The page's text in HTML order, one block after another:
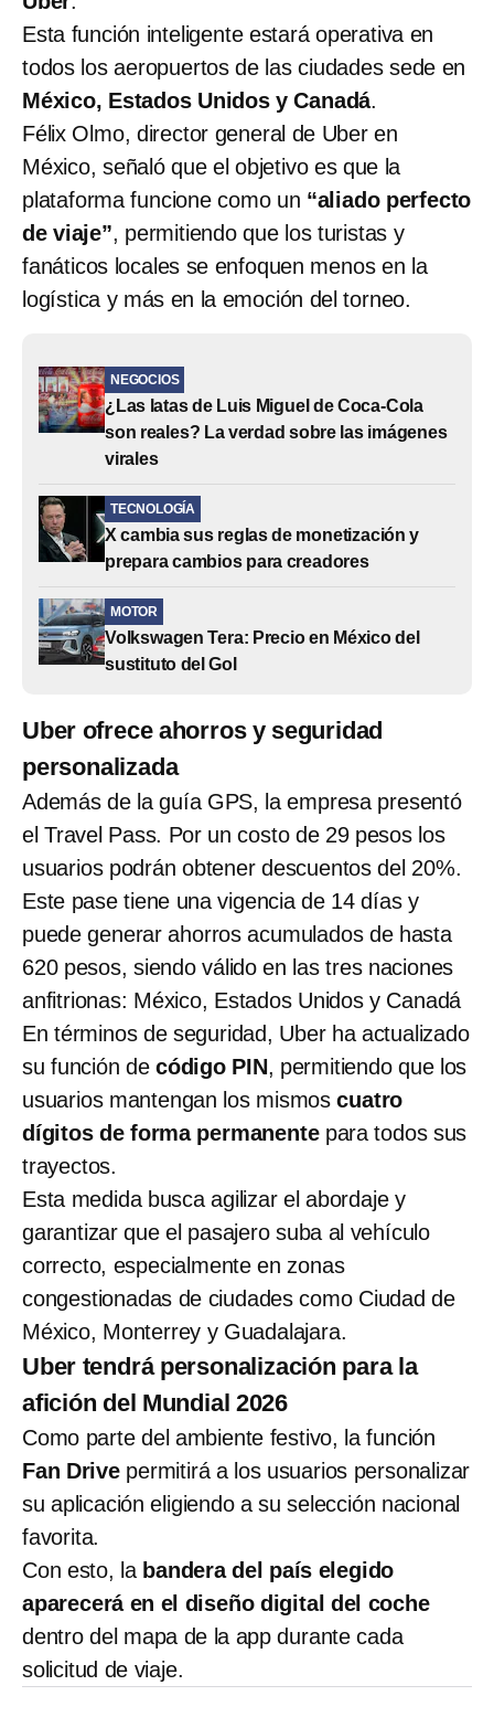
Esta función inteligente estará operativa en
todos los aeropuertos de las ciudades sede en
México, Estados Unidos y Canadá.
Félix Olmo, director general de Uber en
México, señaló que el objetivo es que la
plataforma funcione como un “aliado perfecto
de viaje”, permitiendo que los turistas y
fanáticos locales se enfoquen menos en la
logística y más en la emoción del torneo.
NEGOCIOS
¿Las latas de Luis Miguel de Coca-Cola
son reales? La verdad sobre las imágenes
virales
TECNOLOGÍA
X cambia sus reglas de monetización y
prepara cambios para creadores
MOTOR
Volkswagen Tera: Precio en México del
sustituto del Gol
Uber ofrece ahorros y seguridad
personalizada
Además de la guía GPS, la empresa presentó
el Travel Pass. Por un costo de 29 pesos los
usuarios podrán obtener descuentos del 20%.
Este pase tiene una vigencia de 14 días y
puede generar ahorros acumulados de hasta
620 pesos, siendo válido en las tres naciones
anfitrionas: México, Estados Unidos y Canadá
En términos de seguridad, Uber ha actualizado
su función decódigo PIN, permitiendo que los
usuarios mantengan los mismoscuatro
dígitos de forma permanentepara todos sus
trayectos.
Esta medida busca agilizar el abordaje y
garantizar que el pasajero suba al vehículo
correcto, especialmente en zonas
congestionadas de ciudades como Ciudad de
México, Monterrey y Guadalajara.
Uber tendrá personalización para la
afición del Mundial 2026
Como parte del ambiente festivo, la función
Fan Drivepermitirá a los usuarios personalizar
su aplicación eligiendo a su selección nacional
favorita.
Con esto, la bandera del país elegido
aparecerá en el diseño digital del coche
dentro del mapa de la app durante cada
solicitud de viaje.